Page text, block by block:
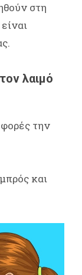
στη
λαιμό
την
και